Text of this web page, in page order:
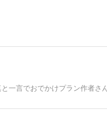
一言でおでかけプラン作者さ